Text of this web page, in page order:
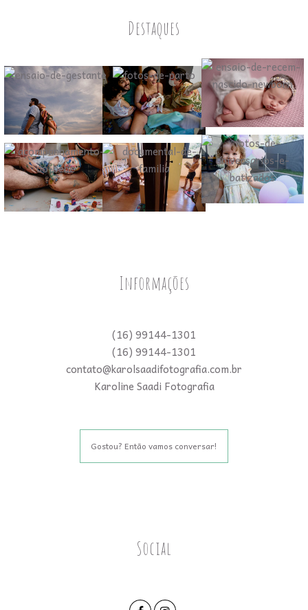
Destaques
Informações
(16) 99144-1301
(16) 99144-1301
contato@karolsaadifotografia.com.br
Karoline Saadi Fotografia
Gostou? Então vamos conversar!
Social